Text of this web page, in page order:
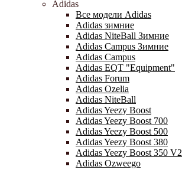
Adidas
Все модели Adidas
Adidas зимние
Adidas NiteBall Зимние
Adidas Campus Зимние
Adidas Campus
Adidas EQT "Equipment"
Adidas Forum
Adidas Ozelia
Adidas NiteBall
Adidas Yeezy Boost
Adidas Yeezy Boost 700
Adidas Yeezy Boost 500
Adidas Yeezy Boost 380
Adidas Yeezy Boost 350 V2
Adidas Ozweego